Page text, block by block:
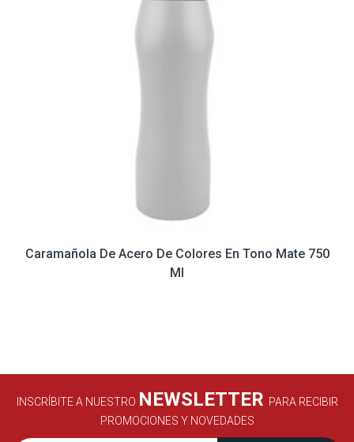
Caramañola De Acero De Colores En Tono Mate 750
Ml
INSCRÍBITE A NUESTRO NEWSLETTER PARA RECIBIR
PROMOCIONES Y NOVEDADES